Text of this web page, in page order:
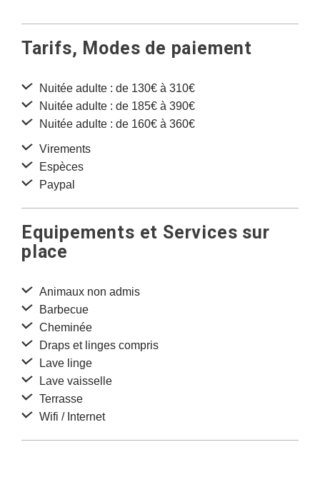
Tarifs, Modes de paiement
Nuitée adulte : de 130€ à 310€
Nuitée adulte : de 185€ à 390€
Nuitée adulte : de 160€ à 360€
Virements
Espèces
Paypal
Equipements et Services sur
place
Animaux non admis
Barbecue
Cheminée
Draps et linges compris
Lave linge
Lave vaisselle
Terrasse
Wifi / Internet